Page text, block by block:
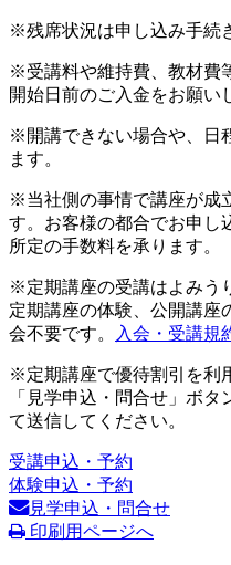
※残席状況は申し込み手続
※受講料や維持費、教材費
開始日前のご入金をお願い
※開講できない場合や、日
ます。
※当社側の事情で講座が成
す。お客様の都合でお申し
所定の手数料を承ります。
※定期講座の受講はよみう
定期講座の体験、公開講座
会不要です。
入会・受講規
※定期講座で優待割引を利
「見学申込・問合せ」ボ
て送信してください。
受講申込・予約
体験申込・予約
見学申込・問合せ
印刷用ページへ